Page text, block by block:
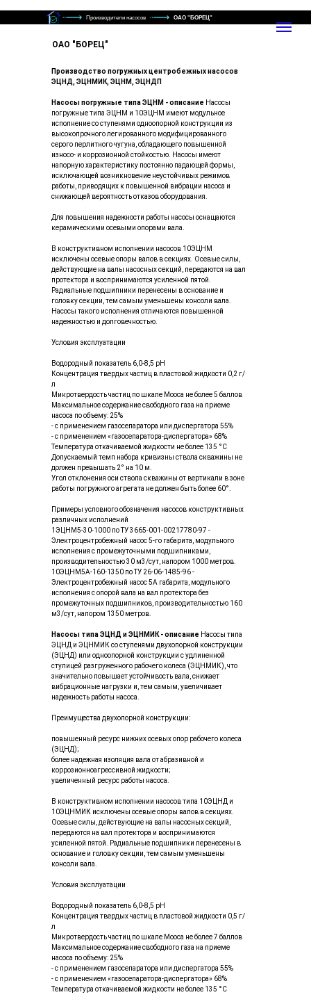
Производители насосов ОАО "БОРЕЦ"
ОАО "БОРЕЦ"
Производство погружных центробежных насосов
ЭЦНД, ЭЦНМИК, ЭЦНМ, ЭЦНДП
Насосы погружные типа ЭЦНМ - описание Насосы
погружные типа ЭЦНМ и 10ЭЦНМ имеют модульное
исполнение со ступенями одноопорной конструкции из
высокопрочного легированного модифицированного
серого перлитного чугуна, обладающего повышенной
износо- и коррозионной стойкостью. Насосы имеют
напорную характеристику постоянно падающей формы,
исключающей возникновение неустойчивых режимов
работы, приводящих к повышенной вибрации насоса и
снижающей вероятность отказов оборудования.
Для повышения надежности работы насосы оснащаются
керамическими осевыми опорами вала.
В конструктивном исполнении насосов 10ЭЦНМ
исключены осевые опоры валов в секциях. Осевые силы,
действующие на валы насосных секций, передаются на вал
протектора и воспринимаются усиленной пятой.
Радиальные подшипники перенесены в основание и
головку секции, тем самым уменьшены консоли вала.
Насосы такого исполнения отличаются повышенной
надежностью и долговечностью.
Условия эксплуатации
Водородный показатель 6,0-8,5 рН
Концентрация твердых частиц в пластовой жидкости 0,2 г/
л
Микротвердость частиц по шкале Мооса не более 5 баллов
Максимальное содержание свободного газа на приеме
насоса по объему: 25%
- с применением газосепаратора или диспергатора 55%
- с применением «газосепаратора-диспергатора» 68%
Температура откачиваемой жидкости не более 135 °С
Допускаемый темп набора кривизны ствола скважины не
должен превышать 2° на 10 м.
Угол отклонения оси ствола скважины от вертикали в зоне
работы погружного агрегата не должен быть более 60°.
Примеры условного обозначения насосов конструктивных
различных исполнений
1ЭЦНМ5-30-1000 по ТУ 3665-001-00217780-97 -
Электроцентробежный насос 5-го габарита, модульного
исполнения с промежуточными подшипниками,
производительностью 30 м3/сут, напором 1000 метров.
10ЭЦНМ5А-160-1350 по ТУ 26-06-1485-96 -
Электроцентробежный насос 5А габарита, модульного
исполнения с опорой вала на вал протектора без
промежуточных подшипников, производительностью 160
м3/сут, напором 1350 метров.
Насосы типа ЭЦНД и ЭЦНМИК - описание Насосы типа
ЭЦНД и ЭЦНМИК со ступенями двухопорной конструкции
(ЭЦНД) или одноопорной конструкции с удлиненной
ступицей разгруженного рабочего колеса (ЭЦНМИК), что
значительно повышает устойчивость вала, снижает
вибрационные нагрузки и, тем самым, увеличивает
надежность работы насоса.
Преимущества двухопорной конструкции:
повышенный ресурс нижних осевых опор рабочего колеса
(ЭЦНД);
более надежная изоляция вала от абразивной и
коррозионноагрессивной жидкости;
увеличенный ресурс работы насоса.
В конструктивном исполнении насосов типа 10ЭЦНД и
10ЭЦНМИК исключены осевые опоры валов в секциях.
Осевые силы, действующие на валы насосных секций,
передаются на вал протектора и воспринимаются
усиленной пятой. Радиальные подшипники перенесены в
основание и головку секции, тем самым уменьшены
консоли вала.
Условия эксплуатации
Водородный показатель 6,0-8,5 рН
Концентрация твердых частиц в пластовой жидкости 0,5 г/
л
Микротвердость частиц по шкале Мооса не более 7 баллов
Максимальное содержание свободного газа на приеме
насоса по объему: 25%
- с применением газосепаратора или диспергатора 55%
- с применением «газосепаратора-диспергатора» 68%
Температура откачиваемой жидкости не более 135 °С